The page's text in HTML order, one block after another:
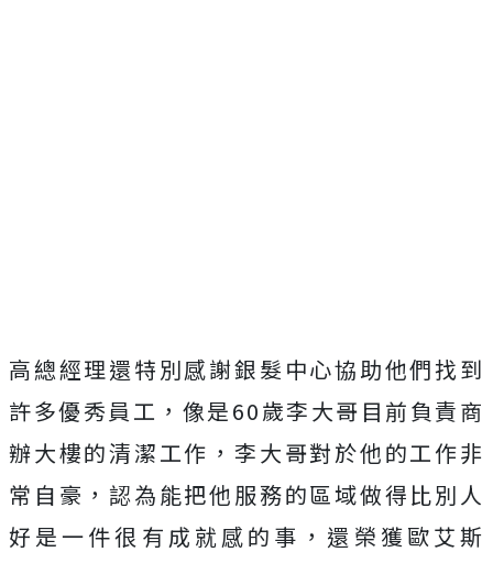
高總經理還特別感謝銀髮中心協助他們找到
許多優秀員工，像是60歲李大哥目前負責商
辦大樓的清潔工作，李大哥對於他的工作非
常自豪，認為能把他服務的區域做得比別人
好是一件很有成就感的事，還榮獲歐艾斯